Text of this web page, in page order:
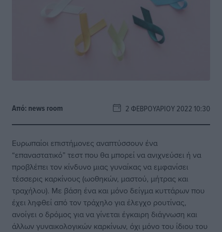
Από: news room 2 ΦΕΒΡΟΥΑΡΊΟΥ 2022 10:30
Ευρωπαίοι επιστήμονες αναπτύσσουν ένα
“επαναστατικό” τεστ που θα μπορεί να ανιχνεύσει ή να
προβλέπει τον κίνδυνο μιας γυναίκας να εμφανίσει
τέσσερις καρκίνους (ωοθηκών, μαστού, μήτρας και
τραχήλου). Με βάση ένα και μόνο δείγμα κυττάρων που
έχει ληφθεί από τον τράχηλο για έλεγχο ρουτίνας,
ανοίγει ο δρόμος για να γίνεται έγκαιρη διάγνωση και
άλλων γυναικολογικών καρκίνων, όχι μόνο του ίδιου του